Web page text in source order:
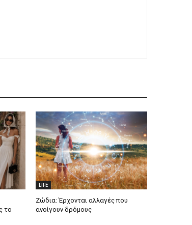
το
LIFE
Ζώδια: Έρχονται αλλαγές που
ανοίγουν δρόμους